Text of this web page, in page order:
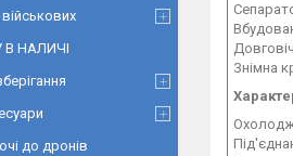
Знімна
НАЛИЧІ
до дронів